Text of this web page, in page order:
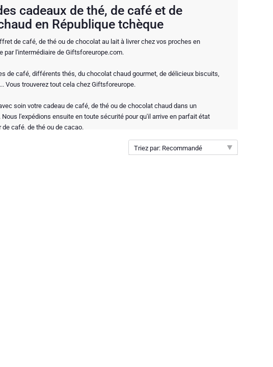
cadeaux de thé, de café et de
en République tchèque
de café, de thé ou de chocolat au lait à livrer chez vos proches en
par l'intermédiaire de Giftsforeurope.com.
de café, différents thés, du chocolat chaud gourmet, de délicieux biscuits,
Vous trouverez tout cela chez Giftsforeurope.
soin votre cadeau de café, de thé ou de chocolat chaud dans un
l'expédions ensuite en toute sécurité pour qu'il arrive en parfait état
de café, de thé ou de cacao.
Triez par: Recommandé